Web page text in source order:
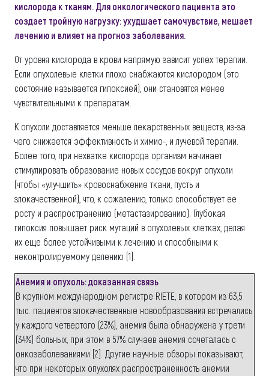
кислорода к тканям. Для онкологического пациента это
создает тройную нагрузку: ухудшает самочувствие, мешает
лечению и влияет на прогноз заболевания.
От уровня кислорода в крови напрямую зависит успех терапии.
Если опухолевые клетки плохо снабжаются кислородом (это
состояние называется гипоксией), они становятся менее
чувствительными к препаратам.
К опухоли доставляется меньше лекарственных веществ, из-за
чего снижается эффективность и химио-, и лучевой терапии.
Более того, при нехватке кислорода организм начинает
стимулировать образование новых сосудов вокруг опухоли
(чтобы «улучшить» кровоснабжение ткани, пусть и
злокачественной), что, к сожалению, только способствует ее
росту и распространению (метастазированию). Глубокая
гипоксия повышает риск мутаций в опухолевых клетках, делая
их еще более устойчивыми к лечению и способными к
неконтролируемому делению [1].
Анемия и опухоль: доказанная связь
В крупном международном регистре RIETE, в котором из 63,5
тыс. пациентов злокачественные новообразования встречались
у каждого четвертого (23%), анемия была обнаружена у трети
(34%) больных, при этом в 57% случаев анемия сочеталась с
онкозаболеваниями [2]. Другие научные обзоры показывают,
что при некоторых опухолях распространенность анемии